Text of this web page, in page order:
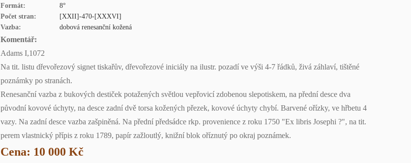
Formát:
8°
Počet stran:
[XXII]-470-[XXXVI]
Vazba:
dobová renesanční kožená
Komentář:
Adams I,1072
Na tit. listu dřevořezový signet tiskařův, dřevořezové iniciály na ilustr. pozadí ve výši 4-7 řádků, živá záhlaví, tištěné
poznámky po stranách.
Renesanční vazba z bukových destiček potažených světlou vepřovicí zdobenou slepotiskem, na přední desce dva
původní kovové úchyty, na desce zadní dvě torsa kožených přezek, kovové úchyty chybí. Barvené ořízky, ve hřbetu 4
vazy. Na zadní desce vazba zašpiněná. Na přední předsádce rkp. provenience z roku 1750 "Ex libris Josephi ?", na tit.
perem vlastnický přípis z roku 1789, papír zažloutlý, knižní blok oříznutý po okraj poznámek.
Cena: 10 000 Kč